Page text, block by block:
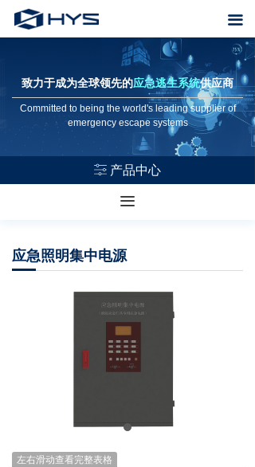
끀
首页
产品中心
Voice alarm system
场所解决方案
应急照明集中电源
左右滑动查看完整表格
끀
ꀒ 产品中心
Committed to being the world's leading supplier of
emergency escape systems
致力于成为全球领先的应急逃生系统供应商